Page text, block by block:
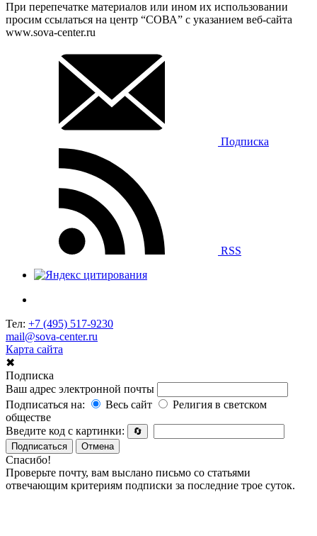
При перепечатке материалов или ином их использовании
просим ссылаться на центр “СОВА” с указанием веб-сайта
www.sova-center.ru
Подписка
RSS
Тел: +7 (495) 517-9230
mail@sova-center.ru
Карта сайта
✖
Подписка
Ваш адрес электронной почты
Подписаться на:
Весь сайт
Религия в светском
обществе
Введите код с картинки:
🔄
Подписаться
Отмена
Спасибо!
Проверьте почту, вам выслано письмо со статьями
отвечающим критериям подписки за последние трое суток.